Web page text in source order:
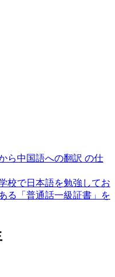
ら中国語への翻訳 の仕
校で日本語を勉強してお
る「普通話一級証書」を